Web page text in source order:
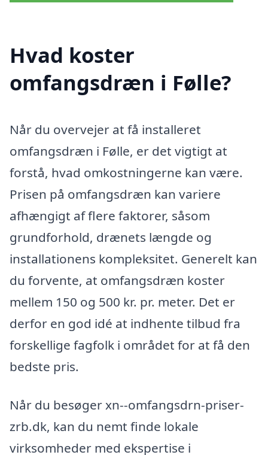
Hvad koster
omfangsdræn i Følle?
Når du overvejer at få installeret
omfangsdræn i Følle, er det vigtigt at
forstå, hvad omkostningerne kan være.
Prisen på omfangsdræn kan variere
afhængigt af flere faktorer, såsom
grundforhold, drænets længde og
installationens kompleksitet. Generelt kan
du forvente, at omfangsdræn koster
mellem 150 og 500 kr. pr. meter. Det er
derfor en god idé at indhente tilbud fra
forskellige fagfolk i området for at få den
bedste pris.
Når du besøger xn--omfangsdrn-priser-
zrb.dk, kan du nemt finde lokale
virksomheder med ekspertise i